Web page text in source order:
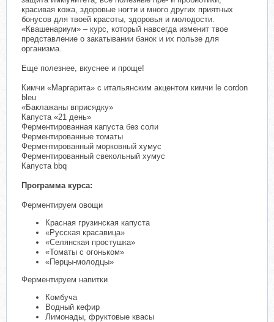
красивая кожа, здоровые ногти и много других приятных
бонусов для твоей красоты, здоровья и молодости.
«Квашенариум» – курс, который навсегда изменит твое
представление о закатывании банок и их пользе для
организма.
Еще полезнее, вкуснее и проще!
Кимчи «Маргарита» с итальянским акцентом кимчи le cordon
bleu
«Баклажаны вприсядку»
Капуста «21 день»
Ферментированная капуста без соли
Ферментированные томаты
Ферментированный морковный хумус
Ферментированный свекольный хумус
Капуста bbq
Программа курса:
Ферментируем овощи
Красная грузинская капуста
«Русская красавица»
«Селянская простушка»
«Томаты с огоньком»
«Перцы-молодцы»
Ферментируем напитки
Комбуча
Водный кефир
Лимонады, фруктовые квасы